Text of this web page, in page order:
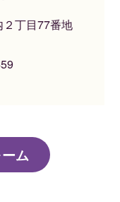
丁目77番地
ム